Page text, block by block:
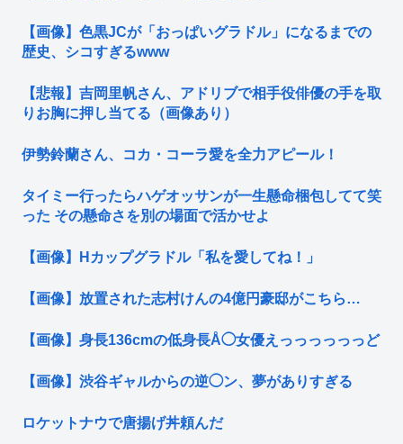
【画像】色黒JCが「おっぱいグラドル」になるまでの
歴史、シコすぎるwww
【悲報】吉岡里帆さん、アドリブで相手役俳優の手を取
りお胸に押し当てる（画像あり）
伊勢鈴蘭さん、コカ・コーラ愛を全力アピール！
タイミー行ったらハゲオッサンが一生懸命梱包してて笑
った その懸命さを別の場面で活かせよ
【画像】Hカップグラドル「私を愛してね！」
【画像】放置された志村けんの4億円豪邸がこちら…
【画像】身長136cmの低身長Å◯女優えっっっっっっど
【画像】渋谷ギャルからの逆◯ン、夢がありすぎる
ロケットナウで唐揚げ丼頼んだ